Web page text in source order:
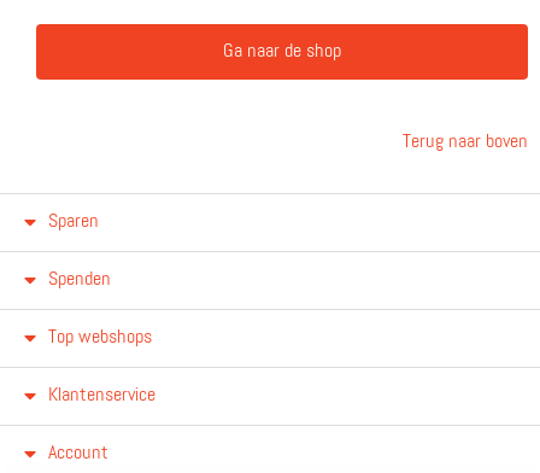
Ga naar de shop
Terug naar boven
Sparen
Spenden
Top webshops
Klantenservice
Account